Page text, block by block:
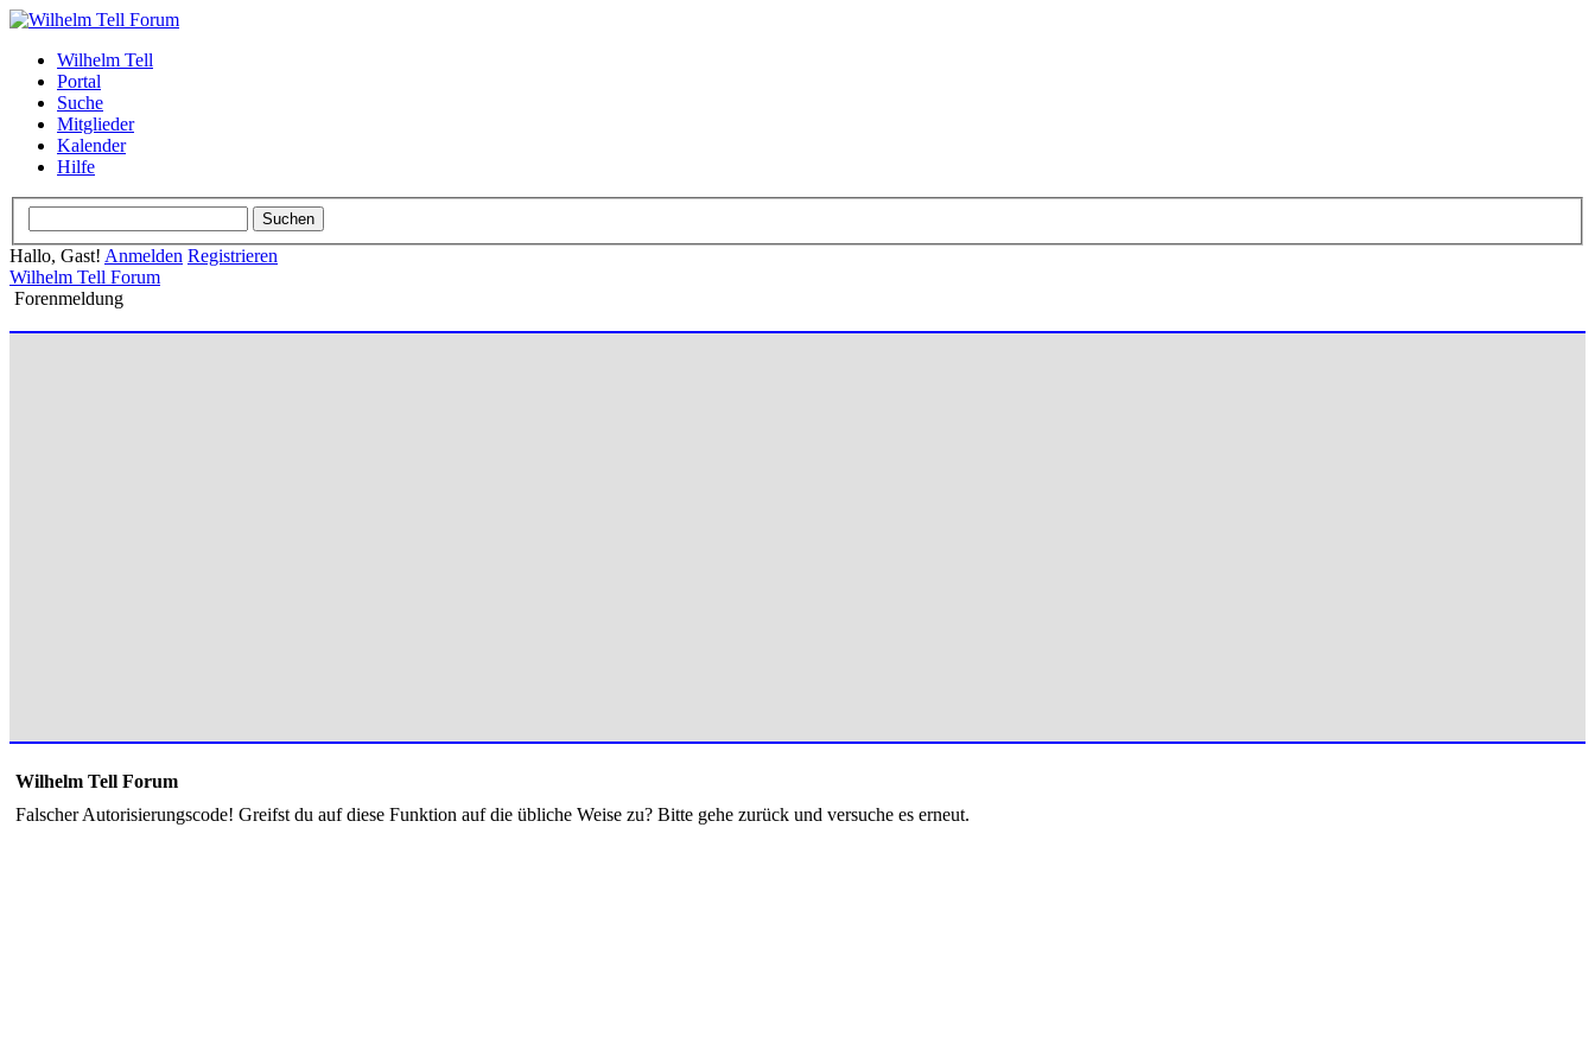
Wilhelm Tell
Portal
Suche
Mitglieder
Kalender
Hilfe
Hallo, Gast! Anmelden Registrieren
Wilhelm Tell Forum
Forenmeldung
Wilhelm Tell Forum
Falscher Autorisierungscode! Greifst du auf diese Funktion auf die übliche Weise zu? Bitte gehe zurück und versuche es erneut.